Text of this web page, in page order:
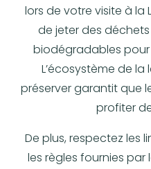
lors de votre visite à la
de jeter des
biodégradables
L’écosystème de
préserver garantit que
profiter
De plus, respectez les
les règles fournies par